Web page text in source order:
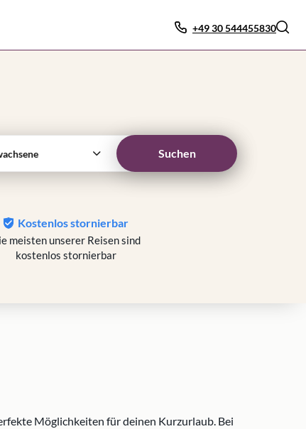
+49 30 544455830
Suchen
Kostenlos stornierbar
meisten unserer Reisen sind
kostenlos stornierbar
Möglichkeiten für deinen Kurzurlaub. Bei